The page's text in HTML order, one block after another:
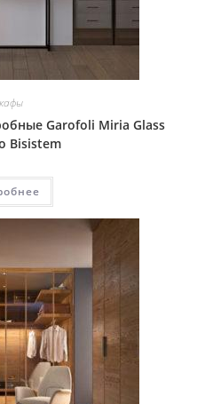
Garofoli Miria Glass
Bisistem